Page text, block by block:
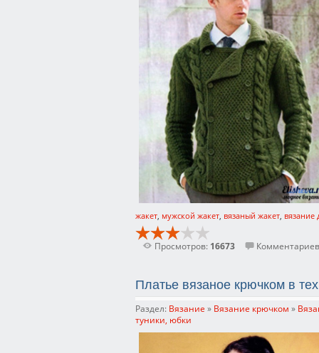
жакет мужской жакет вязаный жакет
Просмотров: 16673
Платье вязаное крючком в
Раздел: Вязание » Вязание крючком »
туники, юбки